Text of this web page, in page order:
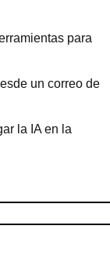
para
un correo de
la IA en la